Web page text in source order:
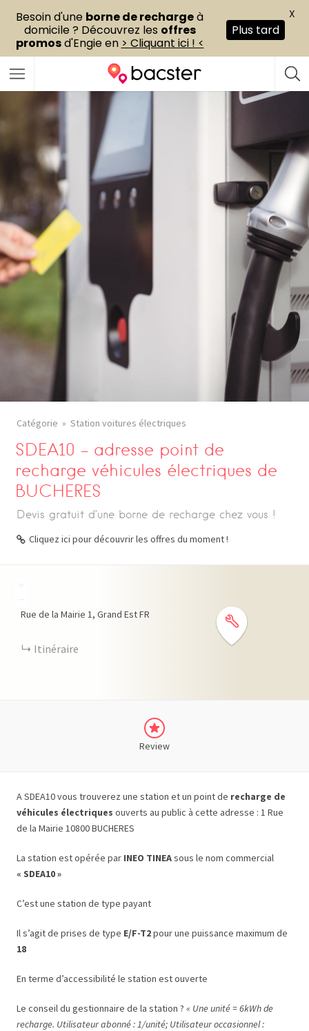
Catégorie Station voitures électriques
SDEA10 – adresse point de
recharge véhicules électriques de
BUCHERES
Devis gratuit d’une borne de recharge chez vous !
Cliquez ici pour découvrir les offres du moment !
Rue de la Mairie 1 Grand EstFR
Itinéraire
Review
A SDEA10 vous trouverez une station et un point de recharge de
véhicules électriques ouverts au public à cette adresse : 1 Rue
de la Mairie 10800 BUCHERES
La station est opérée par INEO TINEAsous le nom commercial
« SDEA10 »
C’est une station de type payant
Il s’agit de prises de type E/F-T2pour une puissance maximum de
18
En terme d’accessibilité le station est ouverte
Le conseil du gestionnaire de la station ? « Une unité = 6kWh de
recharge. Utilisateur abonné : 1/unité; Utilisateur occasionnel :
Besoin d'une borne de rechargeà
domicile ? Découvrez les offres
promosd'Engie en > Cliquant ici ! <
Plus tard
X